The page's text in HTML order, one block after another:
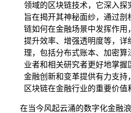
领域的区块链技术，它深入探
旨在揭开其神秘面纱，通过剖
链如何在金融场景中发挥作用
提升效率、增强透明度等，详
理，包括分布式账本、加密算
业者和相关研究者更好地掌握
金融创新和变革提供有力支持
区块链在金融行业的重要价值
在当今风起云涌的数字化金融